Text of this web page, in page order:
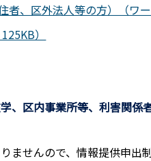
、区外法人等の方）（ワー
）
、区内事業所等、利害関係者
せんので、情報提供申出